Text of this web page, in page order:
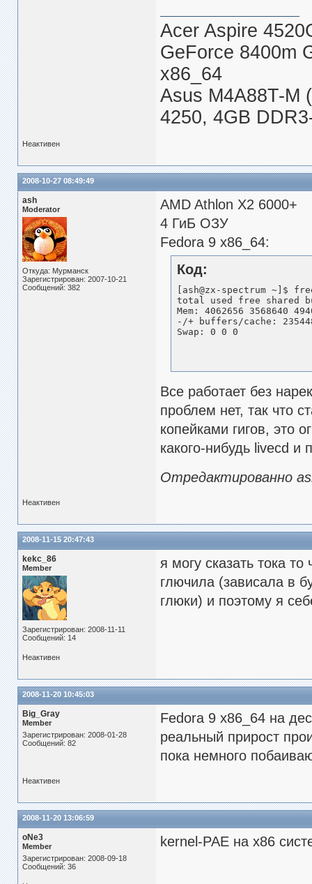
Acer Aspire
GeForce 8400m
x86_64
Asus M4A88T-M
4250, 4GB
Неактивен
2008-10-27 08:49:49
ash
Moderator
Откуда: Мурманск
Зарегистрирован: 2007-10-21
Сообщений: 382
AMD Athlon X2 6000+
4 ГиБ ОЗУ
Fedora 9 x86_64:
Код:
[ash@zx-spectrum ~]$
total used free shared
Mem: 4062656 3568640
-/+ buffers/cache:
Swap: 0 0 0
Все работает без
проблем нет, так что
копейками гигов, это
какого-нибудь livecd и
Отредактированно
Неактивен
2008-11-15 20:47:43
kekc_86
Member
Зарегистрирован: 2008-11-11
Сообщений: 14
я могу сказать тока
глючила (зависала в
глюки) и поэтому я
Неактивен
2008-11-20 10:45:03
Big_Gray
Member
Зарегистрирован: 2008-01-28
Сообщений: 82
Fedora 9 x86_64 на
реальный прирост
пока немного
Неактивен
2008-11-20 13:06:59
oNe3
Member
Зарегистрирован: 2008-09-18
Сообщений: 36
kernel-PAE на х86